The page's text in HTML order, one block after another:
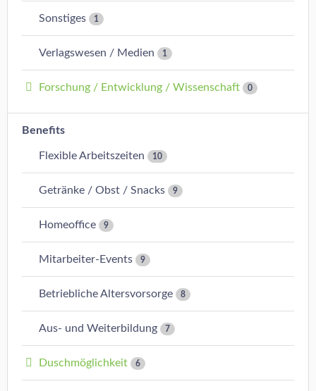
Sonstiges 1
Verlagswesen / Medien 1
Forschung / Entwicklung / Wissenschaft 0
Benefits
Flexible Arbeitszeiten 10
Getränke / Obst / Snacks 9
Homeoffice 9
Mitarbeiter-Events 9
Betriebliche Altersvorsorge 8
Aus- und Weiterbildung 7
Duschmöglichkeit 6